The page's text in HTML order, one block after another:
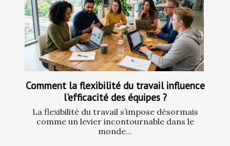
Comment la flexibilité du travail influence
l'efficacité des équipes ?
La flexibilité du travail s’impose désormais
comme un levier incontournable dans le
monde...